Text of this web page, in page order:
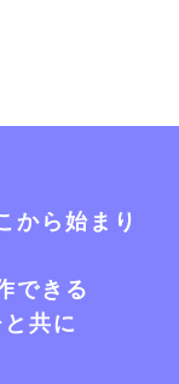
から始まり
できる
共に